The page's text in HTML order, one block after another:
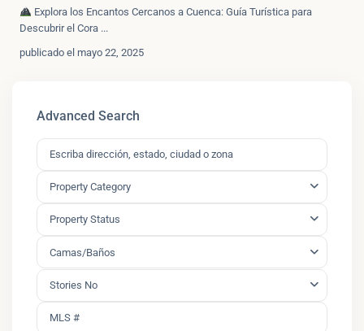
Explora los Encantos Cercanos a Cuenca: Guía Turística para
Descubrir el Cora ...
publicado el mayo 22, 2025
Advanced Search
Property Category
Property Status
Camas/Baños
Stories No